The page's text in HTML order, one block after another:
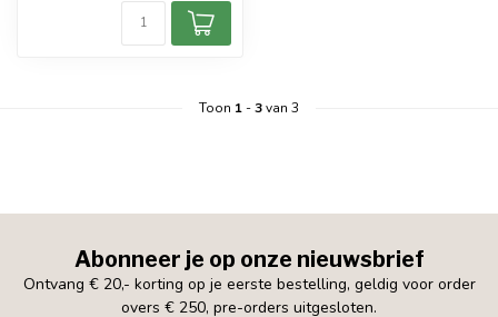
Toon 1-3van 3
Abonneer je op onze nieuwsbrief
Ontvang € 20,- korting op je eerste bestelling, geldig voor order
overs € 250, pre-orders uitgesloten.